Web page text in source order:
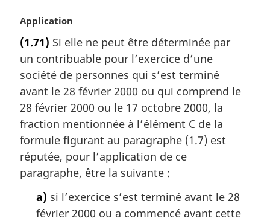
N
t
e
m
a
g
i
n
a
e
Application
(1.71) Si elle ne peut être déterminée par
un contribuable pour l’exercice d’une
société de personnes qui s’est terminé
avant le 28 février 2000 ou qui comprend le
28 février 2000 ou le 17 octobre 2000, la
fraction mentionnée à l’élément C de la
formule figurant au paragraphe (1.7) est
réputée, pour l’application de ce
paragraphe, être la suivante :
a) si l’exercice s’est terminé avant le 28
février 2000 ou a commencé avant cette